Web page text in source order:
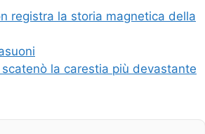
registra la storia magnetica della
la carestia più devastante